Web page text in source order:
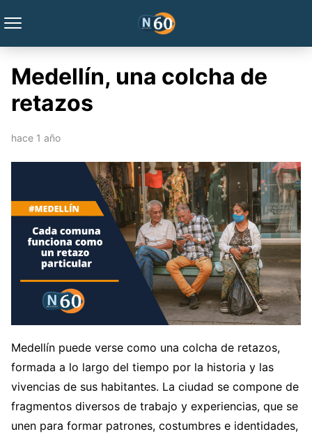
Medellín, una colcha de
retazos
hace 1 año
Medellín puede verse como una colcha de retazos,
formada a lo largo del tiempo por la historia y las
vivencias de sus habitantes. La ciudad se compone de
fragmentos diversos de trabajo y experiencias, que se
unen para formar patrones, costumbres e identidades,